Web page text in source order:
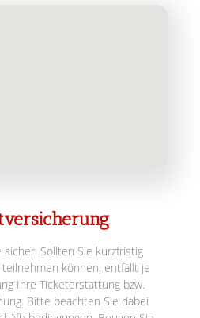
Sollten Sie kurzfristig
können, entfällt je
Ihre Ticketerstattung bzw.
Bitte beachten Sie dabei